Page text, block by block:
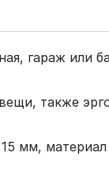
гараж или
также
15 мм,